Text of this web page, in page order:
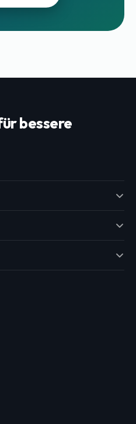
bessere